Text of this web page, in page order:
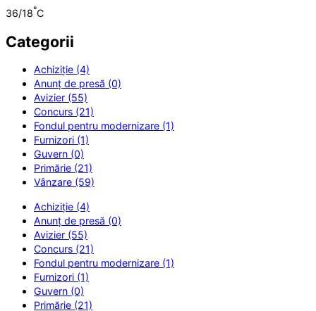
36/18°C
Categorii
Achiziție (4)
Anunț de presă (0)
Avizier (55)
Concurs (21)
Fondul pentru modernizare (1)
Furnizori (1)
Guvern (0)
Primărie (21)
Vânzare (59)
Achiziție (4)
Anunț de presă (0)
Avizier (55)
Concurs (21)
Fondul pentru modernizare (1)
Furnizori (1)
Guvern (0)
Primărie (21)